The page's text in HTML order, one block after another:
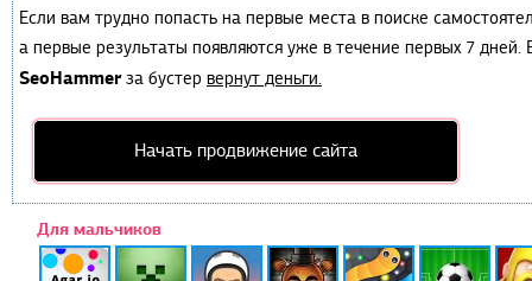
Если вам трудно попасть на первые места в поиске
а первые результаты появляются уже в течение первых 7
SeoHammerза бустер вернут деньги.
Начать продвижение сайта
Для мальчиков